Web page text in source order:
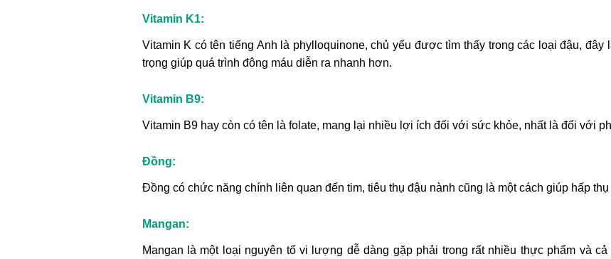
Vitamin K1:
Vitamin K có tên tiếng Anh là phylloquinone, chủ yếu được tìm thấy trong các loại đậu,
trọng giúp quá trình đông máu diễn ra nhanh hơn.
Vitamin B9:
Vitamin B9 hay còn có tên là folate, mang lại nhiều lợi ích đối với sức khỏe, nhất là đối với
Đồng:
Đồng có chức năng chính liên quan đến tim, tiêu thụ đậu nành cũng là một cách giúp hấp thụ
Mangan:
Mangan là một loại nguyên tố vi lượng dễ dàng gặp phải trong rất nhiều thực phẩm và